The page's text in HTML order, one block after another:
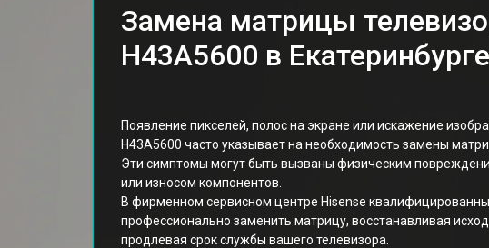
Замена матрицы
H43A5600 в Екатеринбурге
Появление пикселей, полос на экране или искажение
H43A5600 часто указывает на необходимость замены
Эти симптомы могут быть вызваны физическим
или износом компонентов.
В фирменном сервисном центре Hisense
профессионально заменить матрицу, восстанавливая
продлевая срок службы вашего телевизора.